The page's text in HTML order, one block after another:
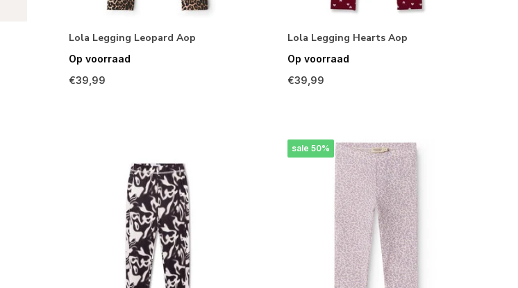
Lola Legging Leopard Aop
Op voorraad
€39,99
Lola Legging Hearts Aop
Op voorraad
€39,99
sale 50%